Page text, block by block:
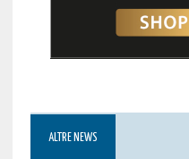
ALTRE NEWS